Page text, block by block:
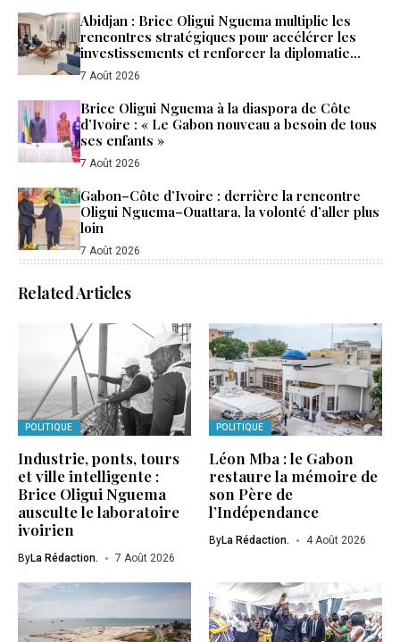
Abidjan : Brice Oligui Nguema multiplie les
rencontres stratégiques pour accélérer les
investissements et renforcer la diplomatie
économique du Gabon
7 Août 2026
Brice Oligui Nguema à la diaspora de Côte
d’Ivoire : « Le Gabon nouveau a besoin de tous
ses enfants »
7 Août 2026
Gabon–Côte d’Ivoire : derrière la rencontre
Oligui Nguema–Ouattara, la volonté d’aller plus
loin
7 Août 2026
Related Articles
POLITIQUE
Industrie, ponts, tours
et ville intelligente :
Brice Oligui Nguema
ausculte le laboratoire
ivoirien
ByLa Rédaction. 7 Août 2026
POLITIQUE
Léon Mba : le Gabon
restaure la mémoire de
son Père de
l’Indépendance
ByLa Rédaction. 4 Août 2026